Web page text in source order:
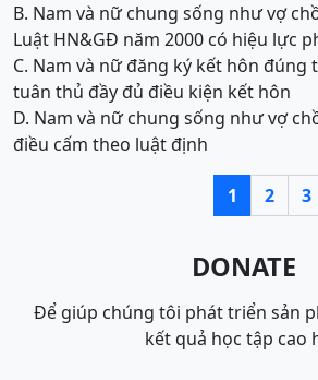
B. Nam và nữ chung sống như vợ
Luật HN&GĐ năm 2000 có hiệu lực
C. Nam và nữ đăng ký kết hôn đúng
tuân thủ đầy đủ điều kiện kết hôn
D. Nam và nữ chung sống như vợ
điều cấm theo luật định
1 2 3
DONATE
Để giúp chúng tôi phát triển sản
kết quả học tập cao